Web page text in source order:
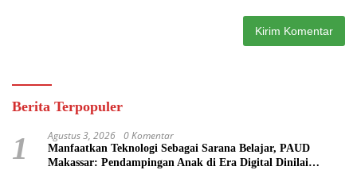
Berita Terpopuler
1 Agustus 3, 2026 0 Komentar
Manfaatkan Teknologi Sebagai Sarana Belajar, PAUD
Makassar: Pendampingan Anak di Era Digital Dinilai